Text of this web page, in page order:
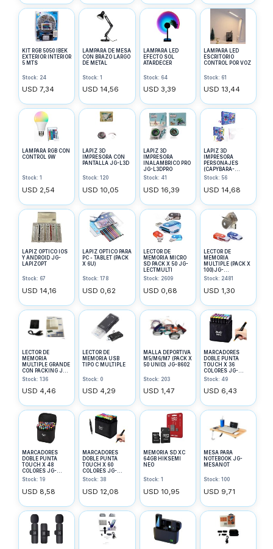
KIT RGB 5050 IBEK
EXTERIOR INTERIOR
5 MTS
Stock: 24
USD 7,34
LAMPARA DE MESA
CON BRAZO LARGO
DE METAL
Stock: 1
USD 14,56
LAMPARA LED
EFECTO SOL
ATARDECER
Stock: 64
USD 3,39
LAMPARA LED
ESCRITORIO
CONTROL POR VOZ
Stock: 61
USD 13,44
LAMPARA RGB CON
CONTROL 9W
Stock: 1
USD 2,54
LAPIZ 3D
IMPRESORA CON
PANTALLA JG-L3D
Stock: 120
USD 10,05
LAPIZ 3D
IMPRESORA
INALAMBRICO PRO
JG-L3DPRO
Stock: 41
USD 16,39
LAPIZ 3D
IMPRESORA
PERSONAJES
(CAPYBARA-
LABUBU-KUROMI)
Stock: 56
USD 14,68
LAPIZ OPTICO IOS
Y ANDROID JG-
LAPIZOPT
Stock: 67
USD 14,16
LAPIZ OPTICO PARA
PC - TABLET (PACK
X 6U)
Stock: 178
USD 0,62
LECTOR DE
MEMORIA MICRO
SD PACK X 50 JG-
LECTMULTI
Stock: 2609
USD 0,68
LECTOR DE
MEMORIA
MULTIPLE (PACK X
100)JG-
LECTMULTI2
Stock: 2481
USD 1,30
LECTOR DE
MEMORIA
MULTIPLE GRANDE
CON PACKING JG-
CARDREADER
Stock: 136
USD 4,46
LECTOR DE
MEMORIA USB
TIPO C MULTIPLE
Stock: 0
USD 4,29
MALLA DEPORTIVA
M5/M6/M7 (PACK X
50 UNID) JG-8602
Stock: 203
USD 1,47
MARCADORES
DOBLE PUNTA
TOUCH X 36
COLORES JG-
TOUCH36
Stock: 49
USD 6,43
MARCADORES
DOBLE PUNTA
TOUCH X 48
COLORES JG-
TOUCH48
Stock: 19
USD 8,58
MARCADORES
DOBLE PUNTA
TOUCH X 60
COLORES JG-
TOUCH60
Stock: 38
USD 12,08
MEMORIA SD XC
64GB HIKSEMI
NEO
Stock: 1
USD 10,95
MESA PARA
NOTEBOOK JG-
MESANOT
Stock: 100
USD 9,71